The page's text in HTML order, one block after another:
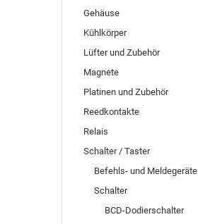
Gehäuse
Kühlkörper
Lüfter und Zubehör
Magnete
Platinen und Zubehör
Reedkontakte
Relais
Schalter / Taster
Befehls- und Meldegeräte
Schalter
BCD-Dodierschalter